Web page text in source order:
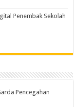
Penembak Sekolah
Pencegahan